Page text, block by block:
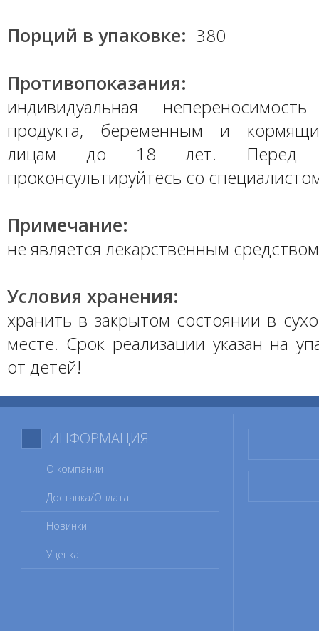
Порций в упаковке: 380
Противопоказания:
индивидуальная
продукта, беременным и
лицам до 18 лет. Перед
проконсультируйтесь со
Примечание:
не является лекарственным
Условия хранения:
хранить в закрытом состоянии в
месте. Срок реализации указан на
от детей!
ИНФОРМАЦИЯ
О компании
Доставка/Оплата
Новинки
Уценка